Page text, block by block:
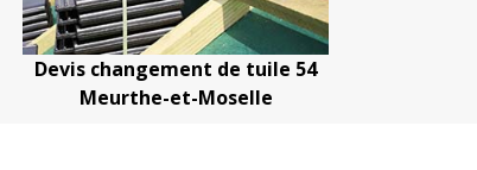
Devis nettoyage de toiture 54
Meurthe-et-Moselle